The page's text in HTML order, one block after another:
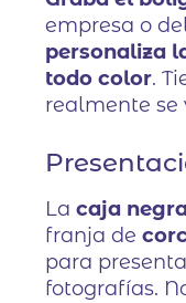
empresa o
personaliza
todo color.
realmente se
Lacaja
franja de
para
fotografías.